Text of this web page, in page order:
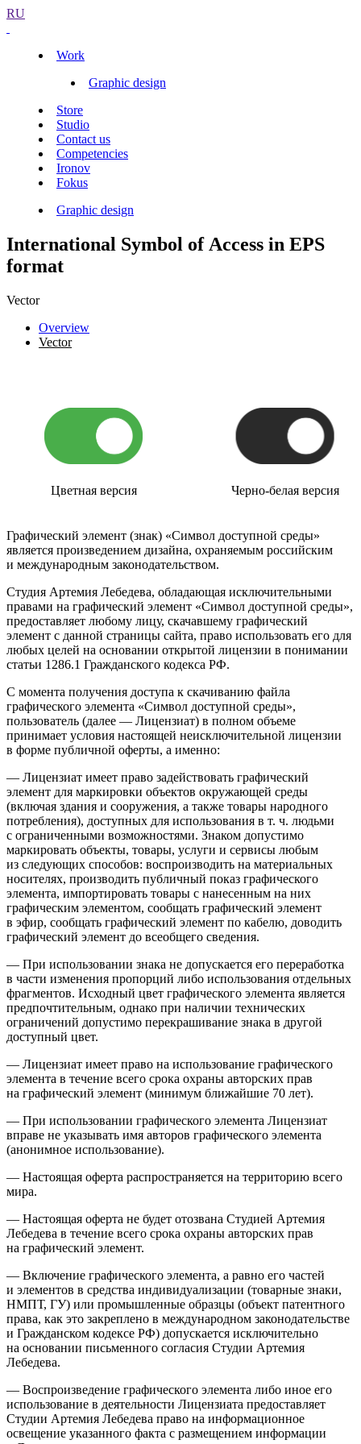
RU
Work
Graphic design
Store
Studio
Contact us
Competencies
Ironov
Fokus
Graphic design
International Symbol of Access in EPS
format
Vector
Overview
Vector
Цветная версия Черно-белая версия
Графический элемент (знак) «Символ доступной среды»
является произведением дизайна, охраняемым российским
и международным законодательством.
Студия Артемия Лебедева, обладающая исключительными
правами на графический элемент «Символ доступной среды»,
предоставляет любому лицу, скачавшему графический
элемент с данной страницы сайта, право использовать его для
любых целей на основании открытой лицензии в понимании
статьи 1286.1 Гражданского кодекса РФ.
С момента получения доступа к скачиванию файла
графического элемента «Символ доступной среды»,
пользователь (далее — Лицензиат) в полном объеме
принимает условия настоящей неисключительной лицензии
в форме публичной оферты, а именно:
— Лицензиат имеет право задействовать графический
элемент для маркировки объектов окружающей среды
(включая здания и сооружения, а также товары народного
потребления), доступных для использования в т. ч. людьми
с ограниченными возможностями. Знаком допустимо
маркировать объекты, товары, услуги и сервисы любым
из следующих способов: воспроизводить на материальных
носителях, производить публичный показ графического
элемента, импортировать товары с нанесенным на них
графическим элементом, сообщать графический элемент
в эфир, сообщать графический элемент по кабелю, доводить
графический элемент до всеобщего сведения.
— При использовании знака не допускается его переработка
в части изменения пропорций либо использования отдельных
фрагментов. Исходный цвет графического элемента является
предпочтительным, однако при наличии технических
ограничений допустимо перекрашивание знака в другой
доступный цвет.
— Лицензиат имеет право на использование графического
элемента в течение всего срока охраны авторских прав
на графический элемент (минимум ближайшие 70 лет).
— При использовании графического элемента Лицензиат
вправе не указывать имя авторов графического элемента
(анонимное использование).
— Настоящая оферта распространяется на территорию всего
мира.
— Настоящая оферта не будет отозвана Студией Артемия
Лебедева в течение всего срока охраны авторских прав
на графический элемент.
— Включение графического элемента, а равно его частей
и элементов в средства индивидуализации (товарные знаки,
НМПТ, ГУ) или промышленные образцы (объект патентного
права, как это закреплено в международном законодательстве
и Гражданском кодексе РФ) допускается исключительно
на основании письменного согласия Студии Артемия
Лебедева.
— Воспроизведение графического элемента либо иное его
использование в деятельности Лицензиата предоставляет
Студии Артемия Лебедева право на информационное
освещение указанного факта с размещением информации